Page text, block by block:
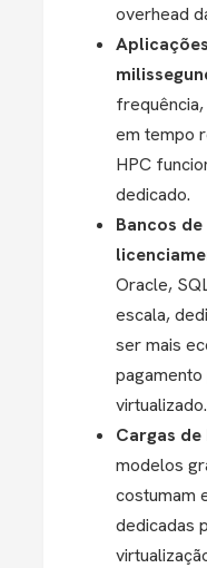
overhead
em tempo
HPC
dedicado.
Bancos
Oracle,
escala,
ser mais
virtualizado.
Cargas de
modelos
costumam
dedicadas